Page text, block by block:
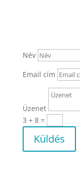
Név
Email cím
Üzenet
3 + 8=
Küldés